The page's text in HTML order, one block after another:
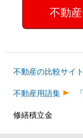
不動
不動産の比較サイ
不動産用語集
修繕積立金